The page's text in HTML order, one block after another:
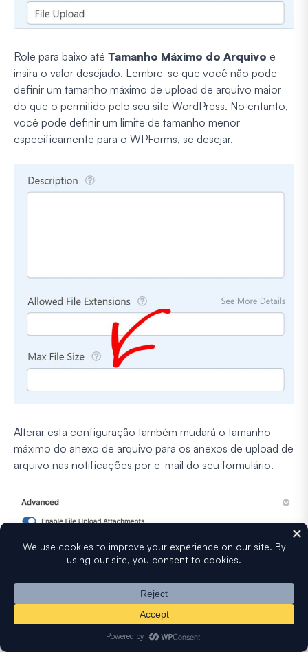
Role para baixo até Tamanho Máximo do Arquivo e
insira o valor desejado. Lembre-se que você não pode
definir um tamanho máximo de upload de arquivo maior
do que o permitido pelo seu site WordPress. No entanto,
você pode definir um limite de tamanho menor
especificamente para o WPForms, se desejar.
Alterar esta configuração também mudará o tamanho
máximo do anexo de arquivo para os anexos de upload de
arquivo nas notificações por e-mail do seu formulário.